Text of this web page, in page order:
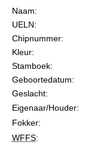
Naam:
UELN:
Chipnummer:
Kleur:
Stamboek:
Geboortedatum:
Geslacht:
Eigenaar/Houder:
Fokker:
WFFS: